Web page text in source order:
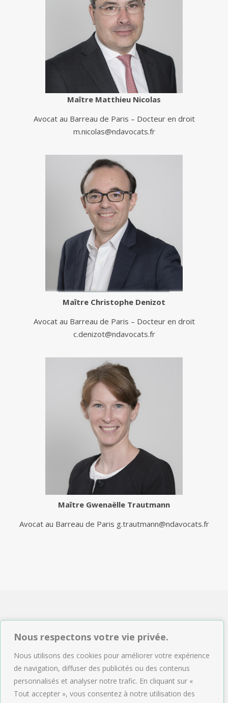
Nous respectons votre vie privée.
Nous utilisons des cookies pour améliorer votre expérience
de navigation, diffuser des publicités ou des contenus
personnalisés et analyser notre trafic. En cliquant sur «
Tout accepter », vous consentez à notre utilisation des
Maître Matthieu Nicolas
Avocat au Barreau de Paris – Docteur en droit
m.nicolas@ndavocats.fr
Maître Christophe Denizot
Avocat au Barreau de Paris – Docteur en droit
c.denizot@ndavocats.fr
Maître Gwenaëlle Trautmann
Avocat au Barreau de Paris g.trautmann@ndavocats.fr
NDAVOCATS Associés
Tél : 01.47.04.09.43
Email :accueil@ndavocats.fr